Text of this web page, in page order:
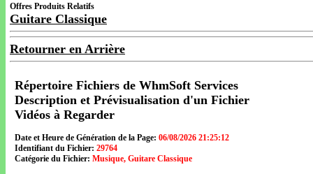
Offres Produits Relatifs
Guitare Classique
Retourner en Arrière
Répertoire Fichiers de WhmSoft Services
Description et Prévisualisation d'un Fichier
Vidéos à Regarder
Date et Heure de Génération de la Page: 06/08/2026 21:25:12
Identifiant du Fichier: 29764
Catégorie du Fichier: Musique, Guitare Classique